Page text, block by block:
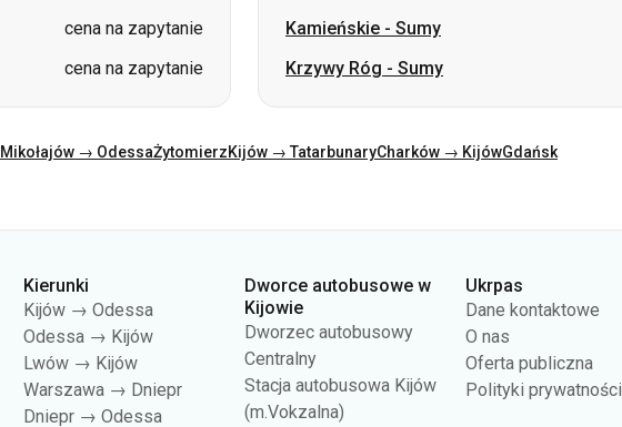
cena na zapytanie
cena na zapytanie
Kamieńskie - Sumy
Krzywy Róg - Sumy
Mikołajów → OdessaŻytomierzKijów → TatarbunaryCharków → KijówGdańsk
Kierunki
Kijów → Odessa
Odessa → Kijów
Lwów → Kijów
Warszawa → Dniepr
Dniepr → Odessa
Dworce autobusowe w
Kijowie
Dworzec autobusowy
Centralny
Stacja autobusowa Kijów
(m.Vokzalna)
Ukrpas
Dane kontaktowe
O nas
Oferta publiczna
Polityki prywatności